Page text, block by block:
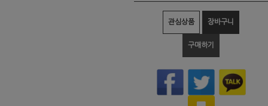
관심상품 장바구니
구매하기